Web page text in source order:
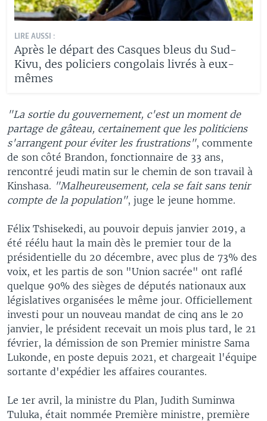
LIRE AUSSI :
Après le départ des Casques bleus du Sud-
Kivu, des policiers congolais livrés à eux-
mêmes
"La sortie du gouvernement, c'est un moment de
partage de gâteau, certainement que les politiciens
s'arrangent pour éviter les frustrations", commente
de son côté Brandon, fonctionnaire de 33 ans,
rencontré jeudi matin sur le chemin de son travail à
Kinshasa. "Malheureusement, cela se fait sans tenir
compte de la population", juge le jeune homme.
Félix Tshisekedi, au pouvoir depuis janvier 2019, a
été réélu haut la main dès le premier tour de la
présidentielle du 20 décembre, avec plus de 73% des
voix, et les partis de son "Union sacrée" ont raflé
quelque 90% des sièges de députés nationaux aux
législatives organisées le même jour. Officiellement
investi pour un nouveau mandat de cinq ans le 20
janvier, le président recevait un mois plus tard, le 21
février, la démission de son Premier ministre Sama
Lukonde, en poste depuis 2021, et chargeait l'équipe
sortante d'expédier les affaires courantes.
Le 1er avril, la ministre du Plan, Judith Suminwa
Tuluka, était nommée Première ministre, première